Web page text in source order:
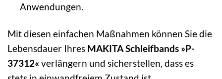
Anwendungen.
Mit diesen einfachen Maßnahmen können Sie die
Lebensdauer Ihres MAKITA Schleifbands »P-
37312« verlängern und sicherstellen, dass es